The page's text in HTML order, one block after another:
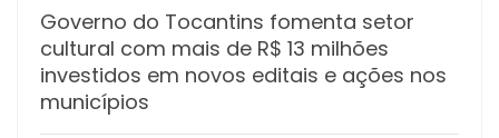
Governo do Tocantins fomenta setor
cultural com mais de R$ 13 milhões
investidos em novos editais e ações nos
municípios